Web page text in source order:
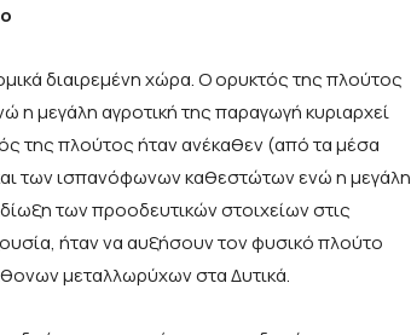
διαιρεμένη χώρα. Ο ορυκτός της πλούτος
η μεγάλη αγροτική της παραγωγή κυριαρχεί
της πλούτος ήταν ανέκαθεν (από τα μέσα
των ισπανόφωνων καθεστώτων ενώ η μεγάλη
των προοδευτικών στοιχείων στις
ήταν να αυξήσουν τον φυσικό πλούτο
μεταλλωρύχων στα Δυτικά.